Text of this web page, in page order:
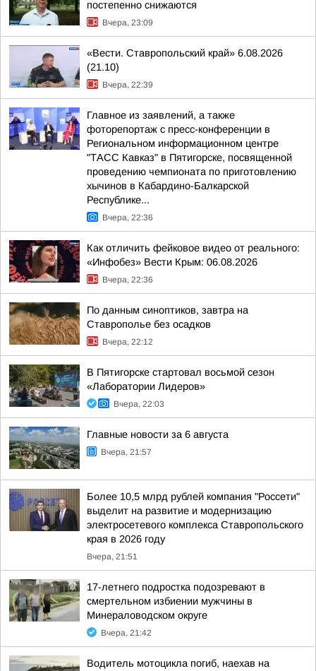
постепенно снижаются
Вчера, 23:09
«Вести. Ставропольский край» 6.08.2026
(21.10)
Вчера, 22:39
Главное из заявлений, а также
фоторепортаж с пресс-конференции в
Региональном информационном центре
"ТАСС Кавказ" в Пятигорске, посвященной
проведению чемпионата по приготовлению
хычинов в Кабардино-Балкарской
Республике...
Вчера, 22:36
Как отличить фейковое видео от реального:
«Инфобез» Вести Крым: 06.08.2026
Вчера, 22:36
По данным синоптиков, завтра на
Ставрополье без осадков
Вчера, 22:12
В Пятигорске стартовал восьмой сезон
«Лаборатории Лидеров»
Вчера, 22:03
Главные новости за 6 августа
Вчера, 21:57
Более 10,5 млрд рублей компания "Россети"
выделит на развитие и модернизацию
электросетевого комплекса Ставропольского
края в 2026 году
Вчера, 21:51
17-летнего подростка подозревают в
смертельном избиении мужчины в
Минераловодском округе
Вчера, 21:42
Водитель мотоцикла погиб, наехав на